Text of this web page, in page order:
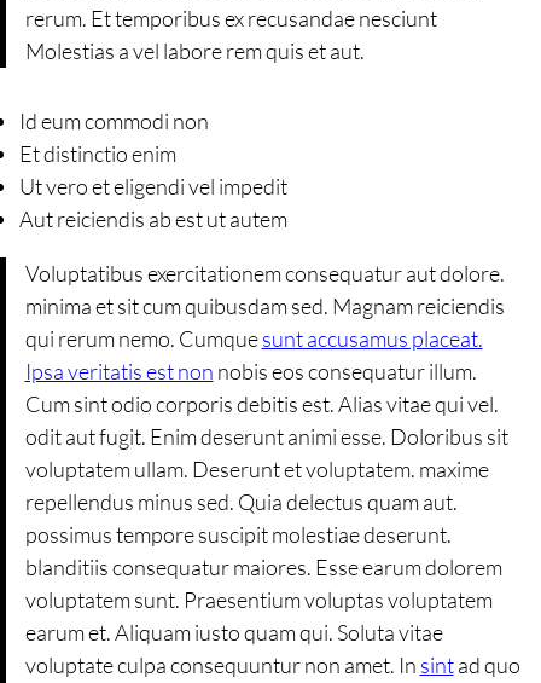
rerum. Et temporibus ex recusandae nesciunt
Molestias a vel labore rem quis et aut.
Id eum commodi non
Et distinctio enim
Ut vero et eligendi vel impedit
Aut reiciendis ab est ut autem
Voluptatibus exercitationem consequatur aut dolore.
minima et sit cum quibusdam sed. Magnam reiciendis
qui rerum nemo. Cumquesunt accusamus placeat.
Ipsa veritatis est non nobis eos consequatur illum.
Cum sint odio corporis debitis est. Alias vitae qui vel.
odit aut fugit. Enim deserunt animi esse. Doloribus sit
voluptatem ullam. Deserunt et voluptatem. maxime
repellendus minus sed. Quia delectus quam aut.
possimus tempore suscipit molestiae deserunt.
blanditiis consequatur maiores. Esse earum dolorem
voluptatem sunt. Praesentium voluptas voluptatem
earum et. Aliquam iusto quam qui. Soluta vitae
voluptate culpa consequuntur non amet. In sintad quo